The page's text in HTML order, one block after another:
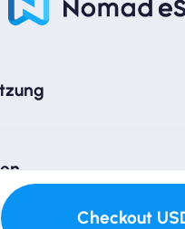
Checkout